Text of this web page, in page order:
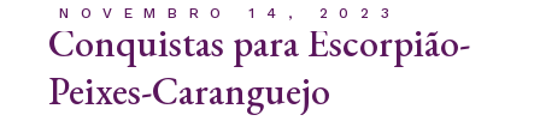
NOVEMBRO 14, 2023
Conquistas para Escorpião-
Peixes-Caranguejo